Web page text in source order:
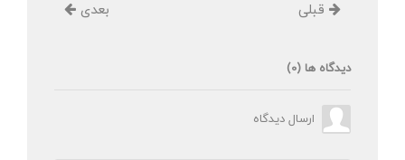
قبلی بعدی
دیدگاه ها (0
)
ارسال دیدگاه